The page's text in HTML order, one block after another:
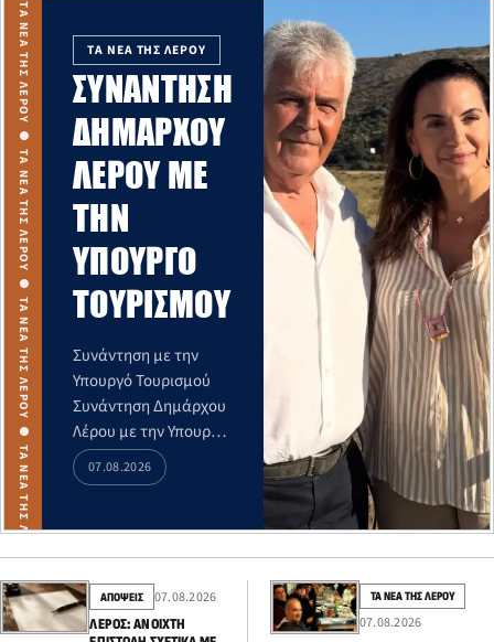
ΤΑ ΝΕΑ ΤΗΣ ΛΕΡΟΥ
ΣΥΝΆΝΤΗΣΗ
ΔΗΜΆΡΧΟΥ
ΛΈΡΟΥ ΜΕ
ΤΗΝ
ΥΠΟΥΡΓΌ
ΤΟΥΡΙΣΜΟΎ
Συνάντηση με την
Υπουργό Τουρισμού
Συνάντηση Δημάρχου
Λέρου με την Υπουργό
Τουρισμού είχε στη
Λέρο ο Δήμαρχος
07.08.2026
ΑΠΟΨΕΙΣ 07.08.2026
ΛΈΡΟΣ: ΑΝΟΙΧΤΉ
ΤΑ ΝΕΑ ΤΗΣ ΛΕΡΟΥ
07.08.2026